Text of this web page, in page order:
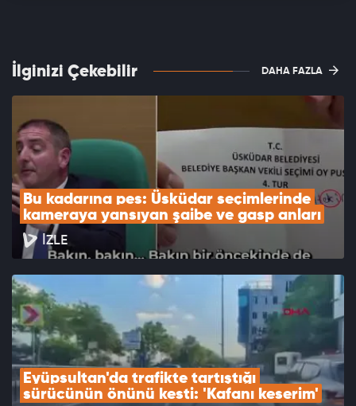
İlginizi Çekebilir DAHA FAZLA
Bu kadarına pes: Üsküdar seçimlerinde
kameraya yansıyan şaibe ve gasp anları
İZLE
Eyüpsultan'da trafikte tartıştığı
sürücünün önünü kesti: 'Kafanı keserim'